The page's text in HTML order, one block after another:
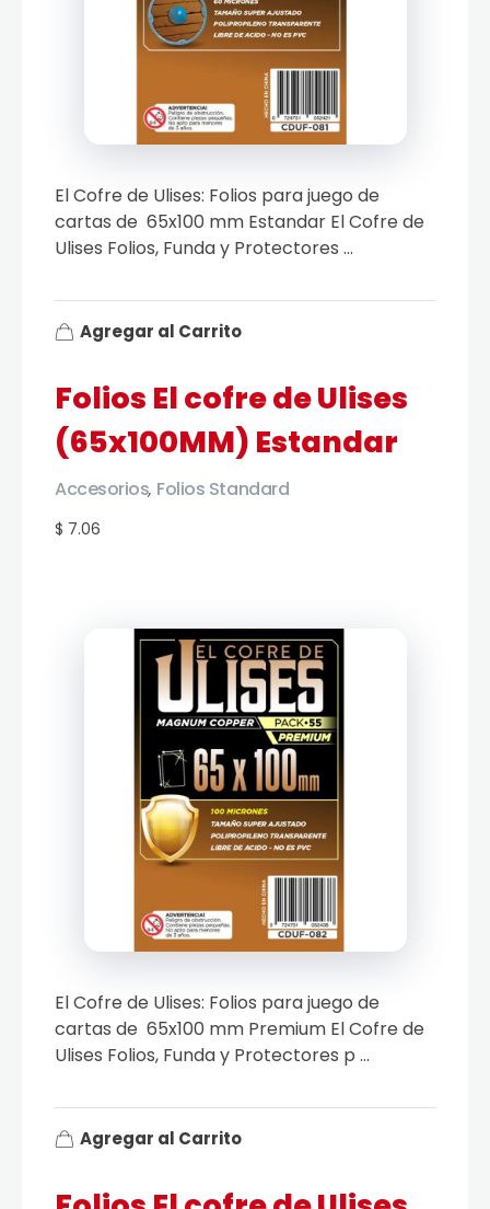
Folios El cofre de Ulises
(65x100MM) Estandar
$ 7.06
Accesorios, Folios Standard
El Cofre de Ulises: Folios para juego de
cartas de 65x100 mm Estandar El Cofre de
Ulises Folios, Funda y Protectores ...
Agregar al Carrito
El Cofre de Ulises: Folios para juego de
cartas de 65x100 mm Premium El Cofre de
Ulises Folios, Funda y Protectores p ...
Agregar al Carrito